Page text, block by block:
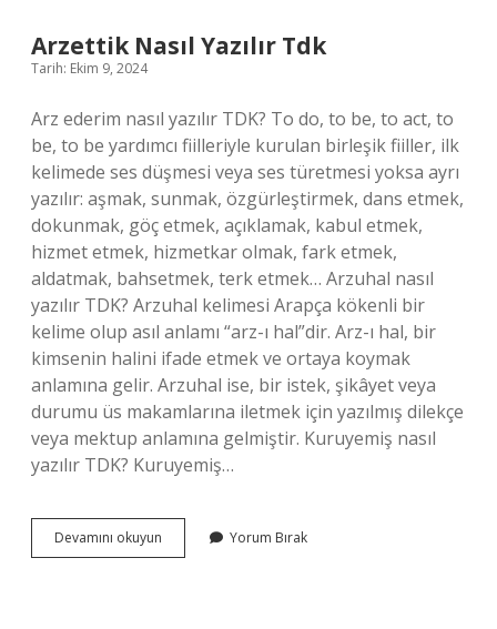
Arzettik Nasıl Yazılır Tdk
Tarih: Ekim 9, 2024
Arz ederim nasıl yazılır TDK? To do, to be, to act, to
be, to be yardımcı fiilleriyle kurulan birleşik fiiller, ilk
kelimede ses düşmesi veya ses türetmesi yoksa ayrı
yazılır: aşmak, sunmak, özgürleştirmek, dans etmek,
dokunmak, göç etmek, açıklamak, kabul etmek,
hizmet etmek, hizmetkar olmak, fark etmek,
aldatmak, bahsetmek, terk etmek… Arzuhal nasıl
yazılır TDK? Arzuhal kelimesi Arapça kökenli bir
kelime olup asıl anlamı “arz-ı hal”dir. Arz-ı hal, bir
kimsenin halini ifade etmek ve ortaya koymak
anlamına gelir. Arzuhal ise, bir istek, şikâyet veya
durumu üs makamlarına iletmek için yazılmış dilekçe
veya mektup anlamına gelmiştir. Kuruyemiş nasıl
yazılır TDK? Kuruyemiş…
Devamını okuyun
Nasıl
Yorum Bırak